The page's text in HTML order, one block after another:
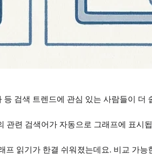
검색 트렌드에 관심 있는 사람들이
련 검색어가 자동으로 그래프에 표시
읽기가 한결 쉬워졌는데요. 비교 가